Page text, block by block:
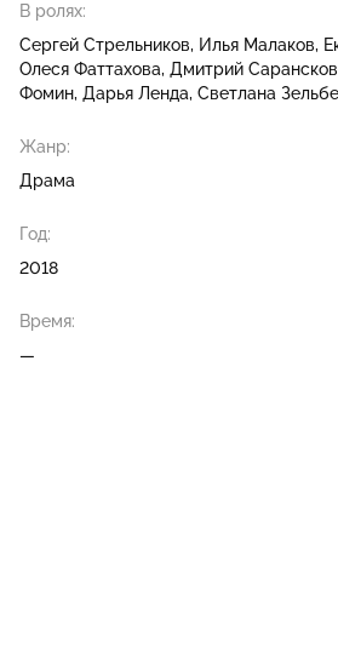
В ролях:
Сергей Стрельников
Илья Малаков
Олеся Фаттахова Дмитрий Сарансков
Фомин Дарья Ленда Светлана
Жанр:
Драма
Год:
2018
Время:
—